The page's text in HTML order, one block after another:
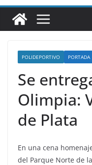
POLIDEPORTIVO PORTADA
Se
Olimpia:
de Plata
En una cena
del Parque Norte de